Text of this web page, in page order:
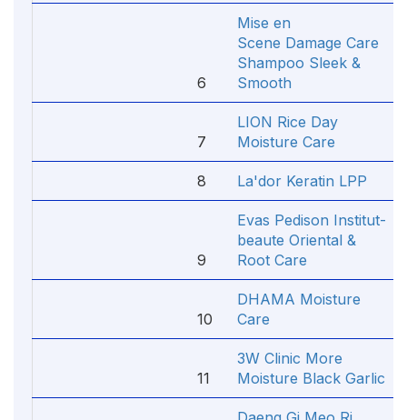
6
Mise en
Scene Damage Care
Shampoo Sleek &
Smooth
7
LION Rice Day
Moisture Care
8 La'dor Keratin LPP
9
Evas Pedison Institut-
beaute Oriental &
Root Care
10
DHAMA Moisture
Care
11
3W Clinic More
Moisture Black Garlic